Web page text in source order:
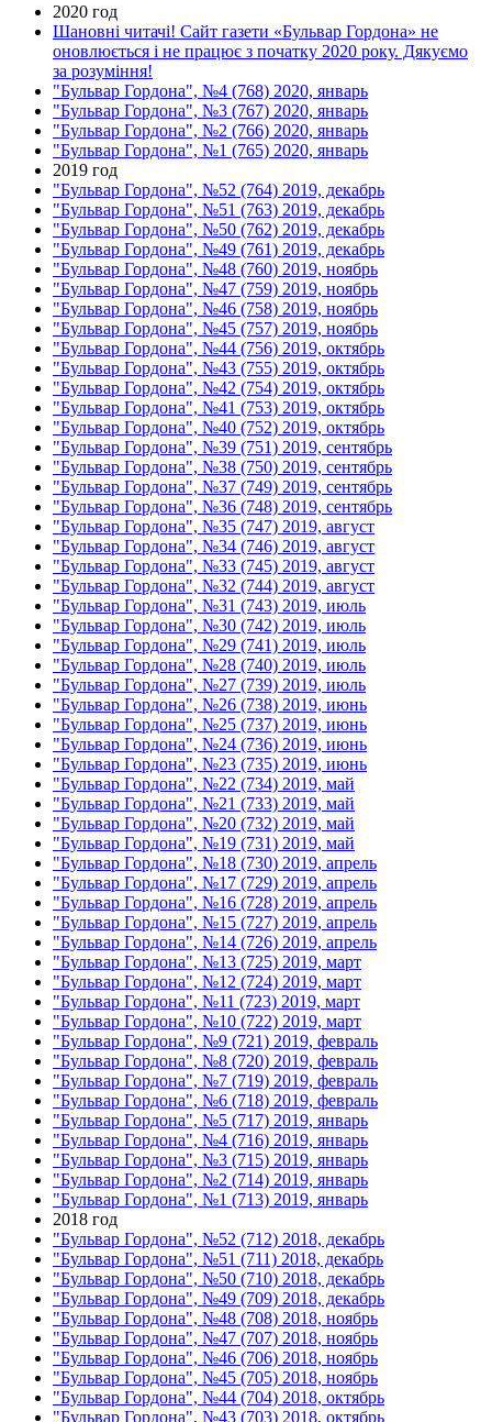
2020 год
Шановні читачі! Сайт газети «Бульвар Гордона» не
оновлюється і не працює з початку 2020 року. Дякуємо
за розуміння!
"Бульвар Гордона", №4 (768) 2020, январь
"Бульвар Гордона", №3 (767) 2020, январь
"Бульвар Гордона", №2 (766) 2020, январь
"Бульвар Гордона", №1 (765) 2020, январь
2019 год
"Бульвар Гордона", №52 (764) 2019, декабрь
"Бульвар Гордона", №51 (763) 2019, декабрь
"Бульвар Гордона", №50 (762) 2019, декабрь
"Бульвар Гордона", №49 (761) 2019, декабрь
"Бульвар Гордона", №48 (760) 2019, ноябрь
"Бульвар Гордона", №47 (759) 2019, ноябрь
"Бульвар Гордона", №46 (758) 2019, ноябрь
"Бульвар Гордона", №45 (757) 2019, ноябрь
"Бульвар Гордона", №44 (756) 2019, октябрь
"Бульвар Гордона", №43 (755) 2019, октябрь
"Бульвар Гордона", №42 (754) 2019, октябрь
"Бульвар Гордона", №41 (753) 2019, октябрь
"Бульвар Гордона", №40 (752) 2019, октябрь
"Бульвар Гордона", №39 (751) 2019, сентябрь
"Бульвар Гордона", №38 (750) 2019, сентябрь
"Бульвар Гордона", №37 (749) 2019, сентябрь
"Бульвар Гордона", №36 (748) 2019, сентябрь
"Бульвар Гордона", №35 (747) 2019, август
"Бульвар Гордона", №34 (746) 2019, август
"Бульвар Гордона", №33 (745) 2019, август
"Бульвар Гордона", №32 (744) 2019, август
"Бульвар Гордона", №31 (743) 2019, июль
"Бульвар Гордона", №30 (742) 2019, июль
"Бульвар Гордона", №29 (741) 2019, июль
"Бульвар Гордона", №28 (740) 2019, июль
"Бульвар Гордона", №27 (739) 2019, июль
"Бульвар Гордона", №26 (738) 2019, июнь
"Бульвар Гордона", №25 (737) 2019, июнь
"Бульвар Гордона", №24 (736) 2019, июнь
"Бульвар Гордона", №23 (735) 2019, июнь
"Бульвар Гордона", №22 (734) 2019, май
"Бульвар Гордона", №21 (733) 2019, май
"Бульвар Гордона", №20 (732) 2019, май
"Бульвар Гордона", №19 (731) 2019, май
"Бульвар Гордона", №18 (730) 2019, апрель
"Бульвар Гордона", №17 (729) 2019, апрель
"Бульвар Гордона", №16 (728) 2019, апрель
"Бульвар Гордона", №15 (727) 2019, апрель
"Бульвар Гордона", №14 (726) 2019, апрель
"Бульвар Гордона", №13 (725) 2019, март
"Бульвар Гордона", №12 (724) 2019, март
"Бульвар Гордона", №11 (723) 2019, март
"Бульвар Гордона", №10 (722) 2019, март
"Бульвар Гордона", №9 (721) 2019, февраль
"Бульвар Гордона", №8 (720) 2019, февраль
"Бульвар Гордона", №7 (719) 2019, февраль
"Бульвар Гордона", №6 (718) 2019, февраль
"Бульвар Гордона", №5 (717) 2019, январь
"Бульвар Гордона", №4 (716) 2019, январь
"Бульвар Гордона", №3 (715) 2019, январь
"Бульвар Гордона", №2 (714) 2019, январь
"Бульвар Гордона", №1 (713) 2019, январь
2018 год
"Бульвар Гордона", №52 (712) 2018, декабрь
"Бульвар Гордона", №51 (711) 2018, декабрь
"Бульвар Гордона", №50 (710) 2018, декабрь
"Бульвар Гордона", №49 (709) 2018, декабрь
"Бульвар Гордона", №48 (708) 2018, ноябрь
"Бульвар Гордона", №47 (707) 2018, ноябрь
"Бульвар Гордона", №46 (706) 2018, ноябрь
"Бульвар Гордона", №45 (705) 2018, ноябрь
"Бульвар Гордона", №44 (704) 2018, октябрь
"Бульвар Гордона", №43 (703) 2018, октябрь